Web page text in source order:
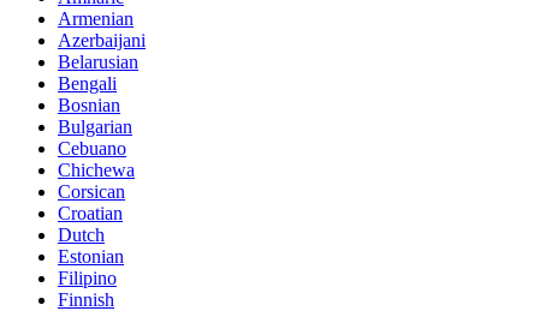
Armenian
Azerbaijani
Belarusian
Bengali
Bosnian
Bulgarian
Cebuano
Chichewa
Corsican
Croatian
Dutch
Estonian
Filipino
Finnish